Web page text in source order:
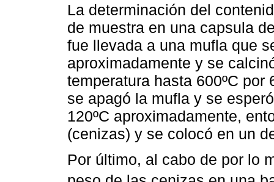
La determinación del
de muestra en una capsula
fue llevada a una mufla que
aproximadamente y se
temperatura hasta 600ºC
se apagó la mufla y se
120ºC aproximadamente,
(cenizas) y se colocó en un
Por último, al cabo de por lo